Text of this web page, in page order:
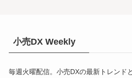
小売DX Weekly
毎週火曜配信。小売DXの最新トレンド